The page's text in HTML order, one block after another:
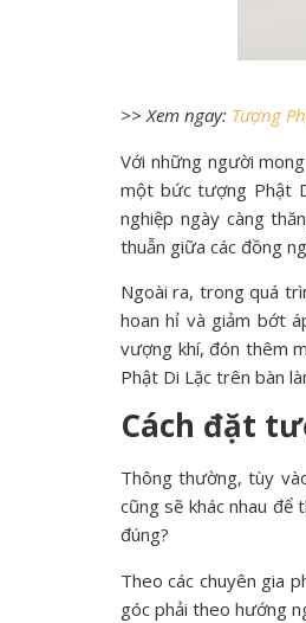
>> Xem ngay: Tượng
Với những người
một bức tượng Phật
nghiệp ngày càng
thuẫn giữa các đồng
Ngoài ra, trong quá
hoan hỉ và giảm bớt
vượng khí, đón thêm
Phật Di Lặc trên bàn
Cách đặt
Thông thường, tùy
cũng sẽ khác nhau để
đúng?
Theo các chuyên gia
góc phải theo hướng